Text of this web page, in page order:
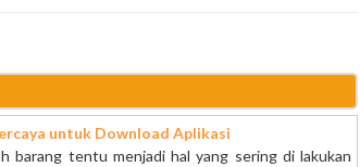
untuk Download Aplikasi
barang tentu menjadi hal yang sering di lakukan